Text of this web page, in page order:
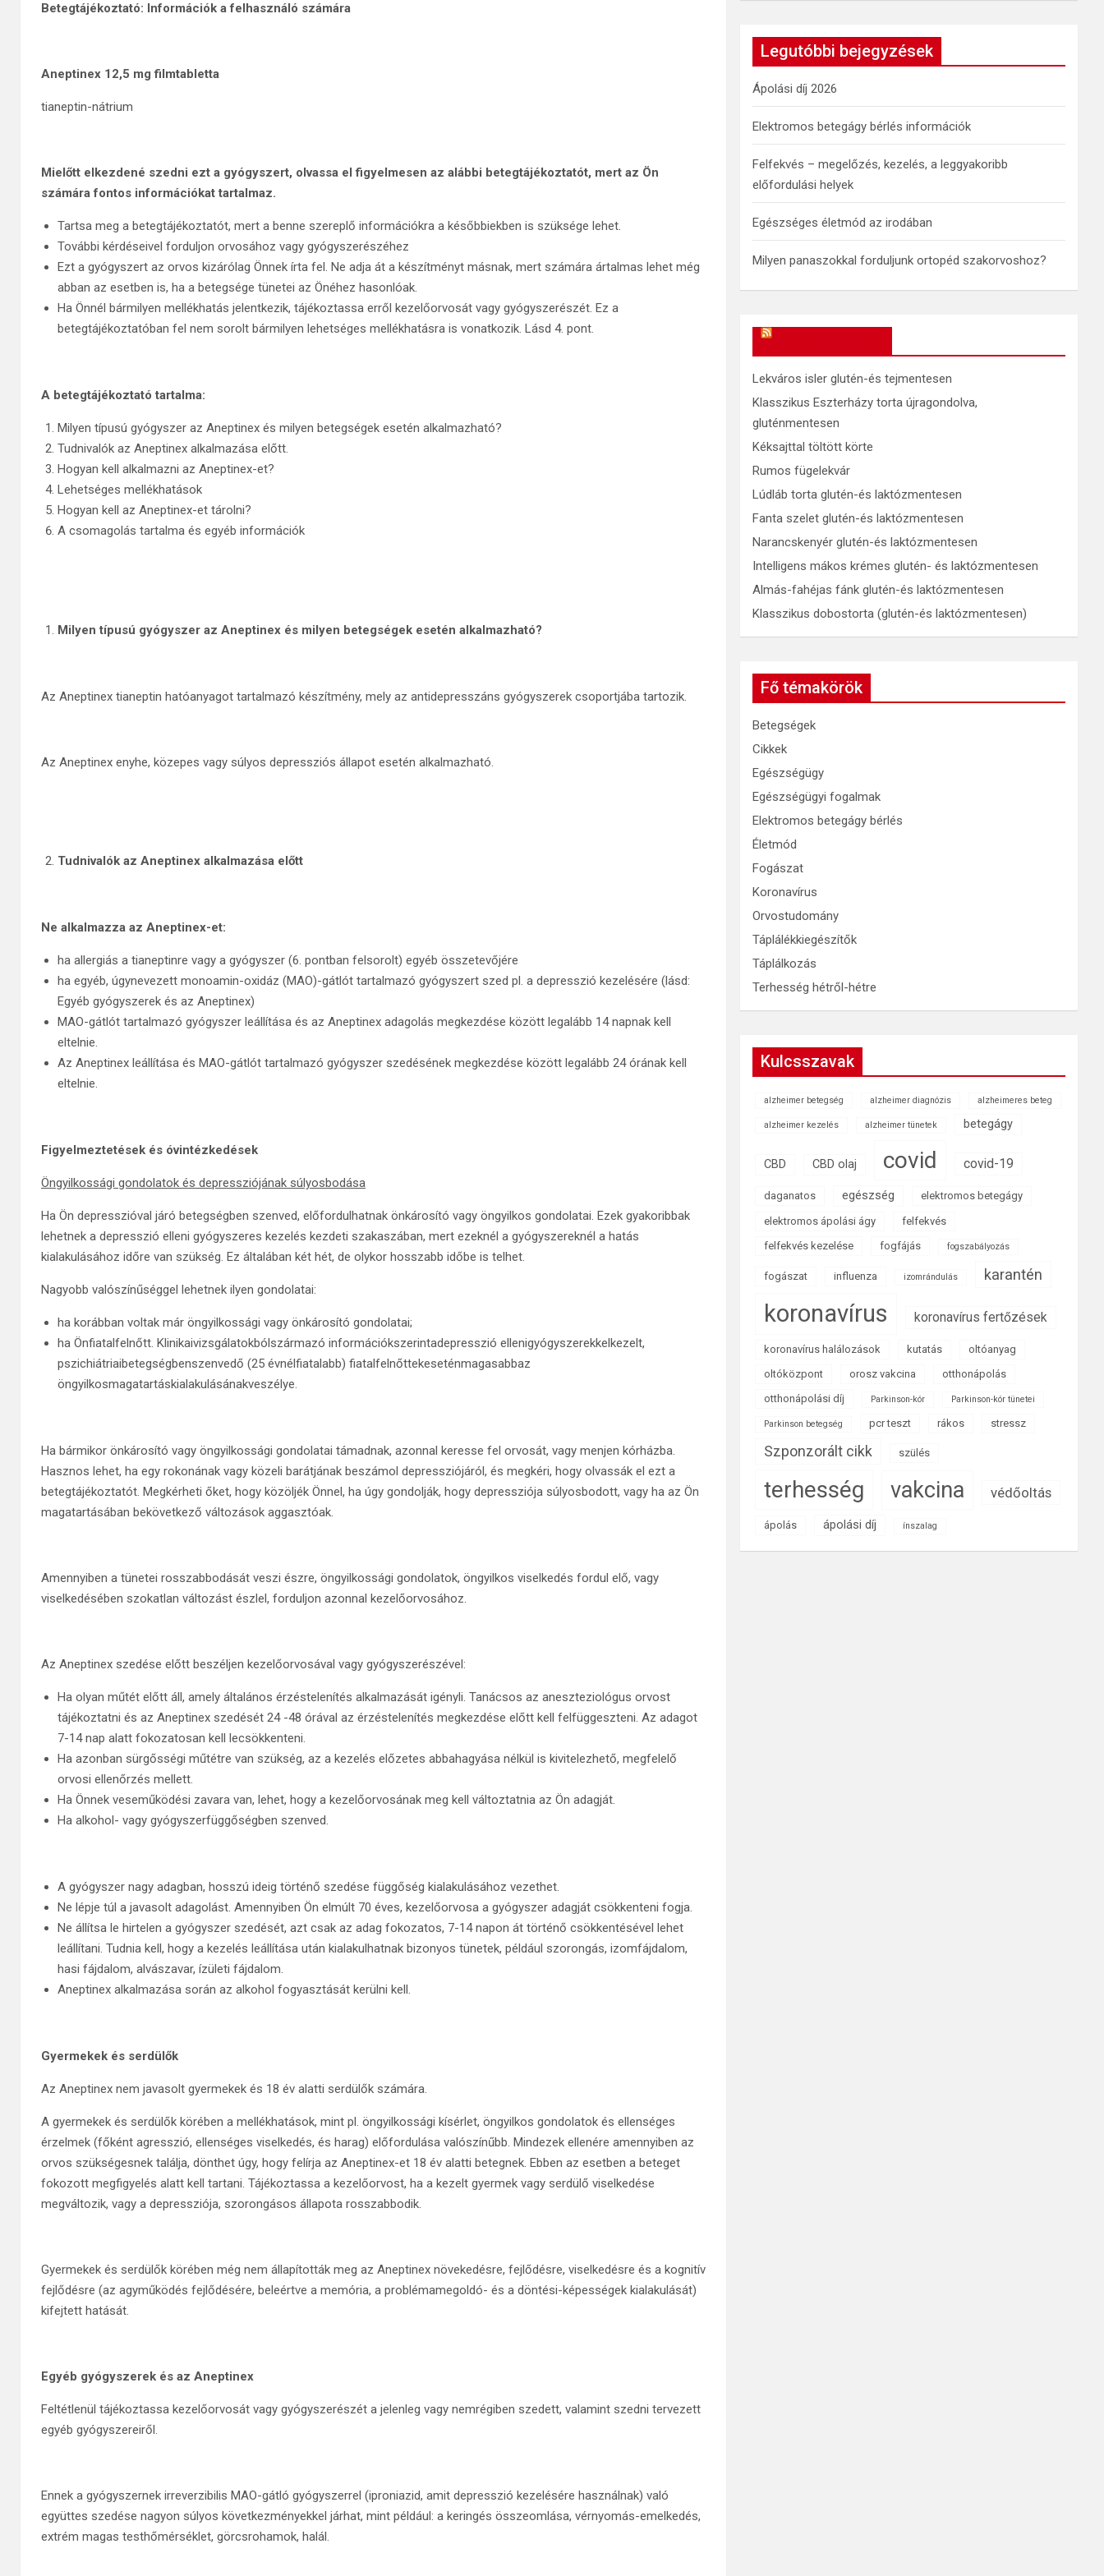
Betegtájékoztató: Információk a felhasználó számára
Aneptinex 12,5 mgfilmtabletta
tianeptin-nátrium
Mielőtt elkezdené szedni ezt a gyógyszert, olvassa el figyelmesen az alábbi betegtájékoztatót, mert az Ön
számára fontos információkat tartalmaz.
Tartsa meg a betegtájékoztatót, mert a benne szereplő információkra a későbbiek­ben is szüksége lehet.
További kérdéseivel forduljon orvosához vagy gyógyszerészéhez
Ezt a gyógyszert az orvos kizárólag Önnek írta fel. Ne adja át a készítményt másnak, mert számára ártalmas lehet még
abban az esetben is, ha a betegsége tünetei az Önéhez hasonlóak.
Ha Önnél bármilyen mellékhatás jelentkezik, tájékoztassa erről kezelőorvosát vagy gyógyszerészét. Ez a
betegtájékoztatóban fel nem sorolt bármilyen lehetséges mellékhatásra is vonatkozik. Lásd 4. pont.
A betegtájékoztató tartalma:
Milyen típusú gyógyszer az Aneptinex és milyen betegségek esetén alkalmazható?
Tudnivalók az Aneptinex alkalmazása előtt.
Hogyan kell alkalmazni az Aneptinex-et?
Lehetséges mellékhatások
Hogyan kell az Aneptinex-et tárolni?
A csomagolás tartalma és egyéb információk
Milyen típusú gyógyszer az Aneptinex és milyen betegségek esetén alkalmazható?
Az Aneptinex tianeptin hatóanyagot tartalmazó készítmény, mely az antidepresszáns gyógyszerek csoportjába tartozik.
Az Aneptinex enyhe, közepes vagy súlyos depressziós állapot esetén alkalmazható.
Tudnivalók az Aneptinex alkalmazása előtt
Ne alkalmazza az Aneptinex-et:
ha allergiás a tianeptinre vagy a gyógyszer (6. pontban felsorolt) egyéb összetevőjére
ha egyéb, úgynevezett monoamin-oxidáz (MAO)-gátlót tartalmazó gyógyszert szed pl. a depresszió kezelésére (lásd:
Egyéb gyógyszerek és az Aneptinex)
MAO-gátlót tartalmazó gyógyszer leállítása és az Aneptinex adagolás megkezdése között legalább 14 napnak kell
eltelnie.
Az Aneptinex leállítása és MAO-gátlót tartalmazó gyógyszer szedésének megkezdése között legalább 24 órának kell
eltelnie.
Figyelmeztetések és óvintézkedések
Öngyilkossági gondolatok és depressziójának súlyosbodása
Ha Ön depresszióval járó betegségben szenved, előfordulhatnak önkárosító vagy öngyilkos gondolatai. Ezek gyakoribbak
lehetnek a depresszió elleni gyógyszeres kezelés kezdeti szakaszában, mert ezeknél a gyógyszereknél a hatás
kialakulásához időre van szükség. Ez általában két hét, de olykor hosszabb időbe is telhet.
Nagyobb valószínűséggel lehetnek ilyen gondolatai:
ha korábban voltak már öngyilkossági vagy önkárosító gondolatai;
ha Önfiatalfelnőtt. Klinikaivizsgálatokbólszármazó információkszerintadepresszió ellenigyógyszerekkelkezelt,
pszichiátriaibetegségbenszenvedő (25 évnélfiatalabb) fiatalfelnőttekeseténmagasabbaz
öngyilkosmagatartáskialakulásánakveszélye.
Ha bármikor önkárosító vagy öngyilkossági gondolatai támadnak, azonnal keresse fel orvosát, vagy menjen kórházba.
Hasznos lehet, ha egy rokonának vagy közeli barátjának beszámol depressziójáról, és megkéri, hogy olvassák el ezt a
betegtájékoztatót. Megkérheti őket, hogy közöljék Önnel, ha úgy gondolják, hogy depressziója súlyosbodott, vagy ha az Ön
magatartásában bekövetkező változások aggasztóak.
Amennyiben a tünetei rosszabbodását veszi észre, öngyilkossági gondolatok, öngyilkos viselkedés fordul elő, vagy
viselkedésében szokatlan változást észlel, forduljon azonnal kezelőorvosához.
Az Aneptinex szedése előtt beszéljen kezelőorvosával vagy gyógyszerészével:
Ha olyan műtét előtt áll, amely általános érzéstelenítés alkalmazását igényli. Tanácsos az aneszteziológus orvost
tájékoztatni és az Aneptinex szedését 24 -48 órával az érzéstelenítés megkezdése előtt kell felfüggeszteni. Az adagot
7-14 nap alatt fokozatosan kell lecsökkenteni.
Ha azonban sürgősségi műtétre van szükség, az a kezelés előzetes abbahagyása nélkül is kivitelezhető, megfelelő
orvosi ellenőrzés mellett.
Ha Önnek veseműködési zavara van, lehet, hogy a kezelőorvosának meg kell változtatnia az Ön adagját.
Ha alkohol- vagy gyógyszerfüggőségben szenved.
A gyógyszer nagy adagban, hosszú ideig történő szedése függőség kialakulásához vezethet.
Ne lépje túl a javasolt adagolást. Amennyiben Ön elmúlt 70 éves, kezelőorvosa a gyógyszer adagját csökkenteni fogja.
Ne állítsa le hirtelen a gyógyszer szedését, azt csak az adag fokozatos, 7-14 napon át történő csökkentésével lehet
leállítani. Tudnia kell, hogy a kezelés leállítása után kialakulhatnak bizonyos tünetek, például szorongás, izomfájdalom,
hasi fájdalom, alvászavar, ízületi fájdalom.
Aneptinex alkalmazása során az alkohol fogyasztását kerülni kell.
Gyermekek és serdülők
Az Aneptinex nem javasolt gyermekek és 18 év alatti serdülők számára.
A gyermekek és serdülők körében a mellékhatások, mint pl. öngyilkossági kísérlet, öngyilkos gondolatok és ellenséges
érzelmek (főként agresszió, ellenséges viselkedés, és harag) előfordulása valószínűbb. Mindezek ellenére amennyiben az
orvos szükségesnek találja, dönthet úgy, hogy felírja az Aneptinex-et 18 év alatti betegnek. Ebben az esetben a beteget
fokozott megfigyelés alatt kell tartani. Tájékoztassa a kezelőorvost, ha a kezelt gyermek vagy serdülő viselkedése
megváltozik, vagy a depressziója, szorongásos állapota rosszabbodik.
Gyermekek és serdülők körében még nem állapították meg az Aneptinex növekedésre, fejlődésre, viselkedésre és a kognitív
fejlődésre (az agyműködés fejlődésére, beleértve a memória, a problémamegoldó- és a döntési-képességek kialakulását)
kifejtett hatását.
Egyéb gyógyszerek és az Aneptinex
Feltétlenül tájékoztassa kezelőorvosát vagy gyógyszerészét a jelenleg vagy nemrégiben szedett, valamint szedni tervezett
egyéb gyógyszereiről.
Ennek a gyógyszernek irreverzibilis MAO-gátló gyógyszerrel (iproniazid, amit depresszió kezelésére használnak) való
együttes szedése nagyon súlyos következményekkel járhat, mint például: a keringés összeomlása, vérnyomás-emelkedés,
extrém magas testhőmérséklet, görcsrohamok, halál.
a
h
Legutóbbi bejegyzések
Ápolási díj 2026
Elektromos betegágy bérlés információk
Felfekvés – megelőzés, kezelés, a leggyakoribb
előfordulási helyek
Egészséges életmód az irodában
Milyen panaszokkal forduljunk ortopéd szakorvoshoz?
Lekváros isler glutén-és tejmentesen
Klasszikus Eszterházy torta újragondolva,
gluténmentesen
Kéksajttal töltött körte
Rumos fügelekvár
Lúdláb torta glutén-és laktózmentesen
Fanta szelet glutén-és laktózmentesen
Narancskenyér glutén-és laktózmentesen
Intelligens mákos krémes glutén- és laktózmentesen
Almás-fahéjas fánk glutén-és laktózmentesen
Klasszikus dobostorta (glutén-és laktózmentesen)
Fő témakörök
Betegségek
Cikkek
Egészségügy
Egészségügyi fogalmak
Elektromos betegágy bérlés
Életmód
Fogászat
Koronavírus
Orvostudomány
Táplálékkiegészítők
Táplálkozás
Terhesség hétről-hétre
Kulcsszavak
alzheimer betegség alzheimer diagnózis alzheimeres beteg
alzheimer kezelés alzheimer tünetek betegágy
CBD CBD olaj covid covid-19
daganatos egészség elektromos betegágy
elektromos ápolási ágy
felfekvés
felfekvés kezelése
fogfájás fogszabályozás
fogászat influenza izomrándulás karantén
koronavírus koronavírus fertőzések
koronavírus halálozások kutatás
oltóanyag
oltóközpont
orosz vakcina
otthonápolás
otthonápolási díj
Parkinson-kór Parkinson-kór tünetei
Parkinson betegség pcr teszt rákos stressz
Szponzorált cikk szülés
terhesség vakcina védőoltás
ápolás ápolási díj ínszalag